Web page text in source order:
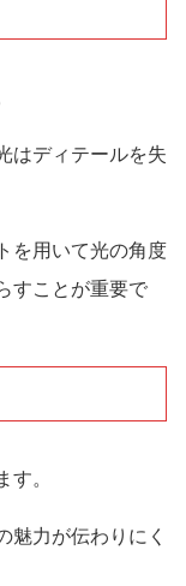
はディテールを失
を用いて光の角度
すことが重要で
す。
魅力が伝わりにく